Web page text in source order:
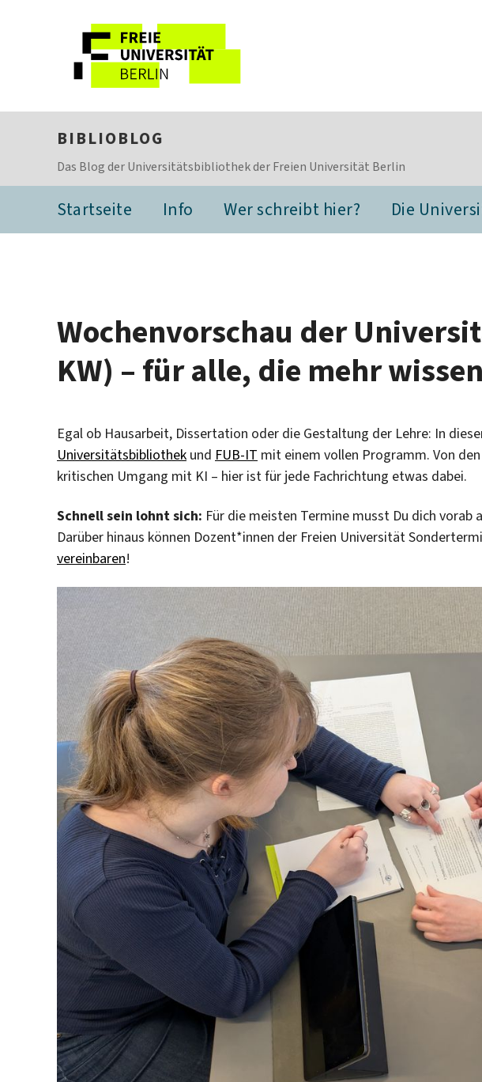
BIBLIOBLOG
Das Blog der Universitätsbibliothek der Freien Universität Berlin
Startseite Info Wer schreibt hier? Die
Wochenvorschau der
KW) – für alle, die mehr
Egal ob Hausarbeit, Dissertation oder die Gestaltung der Lehre: In
Universitätsbibliothek und FUB-IT mit einem vollen Programm. Von
kritischen Umgang mit KI – hier ist für jede Fachrichtung etwas dabei.
Schnell sein lohnt sich: Für die meisten Termine musst Du dich vorab
Darüber hinaus können Dozent*innen der Freien Universität
vereinbaren!